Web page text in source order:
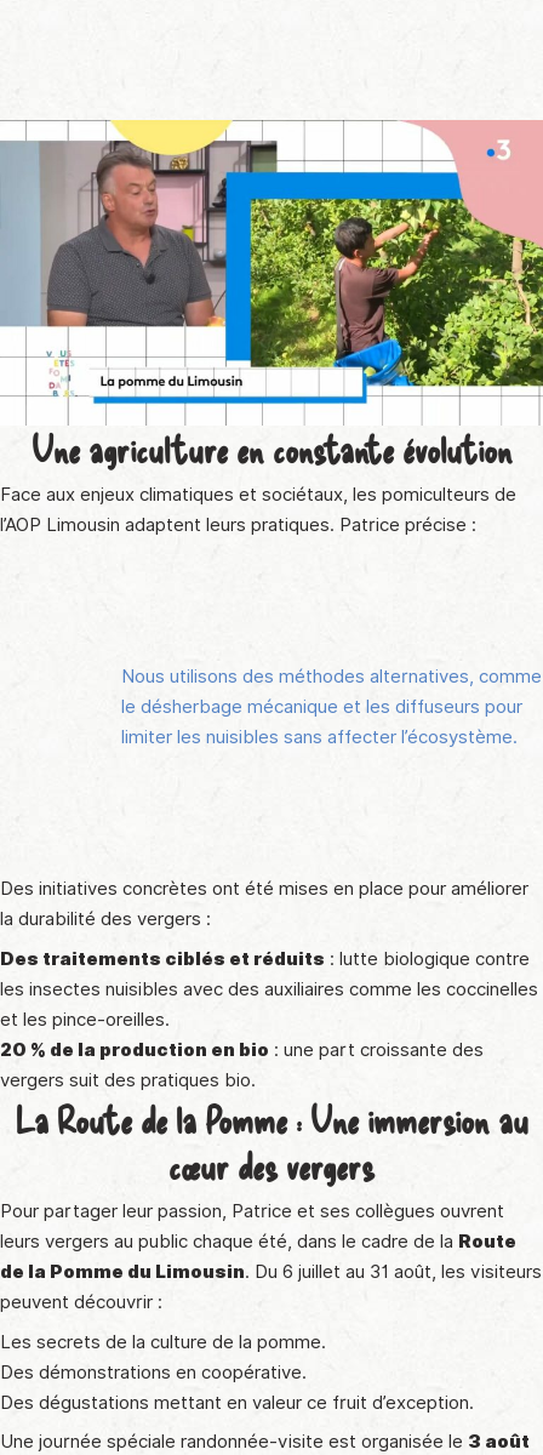
Une agriculture en constante évolution
Face aux enjeux climatiques et sociétaux, les pomiculteurs de
l’AOP Limousin adaptent leurs pratiques. Patrice précise :
Nous utilisons des méthodes alternatives, comme
le désherbage mécanique et les diffuseurs pour
limiter les nuisibles sans affecter l’écosystème.
Des initiatives concrètes ont été mises en place pour améliorer
la durabilité des vergers :
Des traitements ciblés et réduits : lutte biologique contre
les insectes nuisibles avec des auxiliaires comme les coccinelles
et les pince-oreilles.
20 % de la production en bio : une part croissante des
vergers suit des pratiques bio.
La Route de la Pomme : Une immersion au
cœur des vergers
Pour partager leur passion, Patrice et ses collègues ouvrent
leurs vergers au public chaque été, dans le cadre de la Route
de la Pomme du Limousin. Du 6 juillet au 31 août, les visiteurs
peuvent découvrir :
Les secrets de la culture de la pomme.
Des démonstrations en coopérative.
Des dégustations mettant en valeur ce fruit d’exception.
Une journée spéciale randonnée-visite est organisée le 3 août